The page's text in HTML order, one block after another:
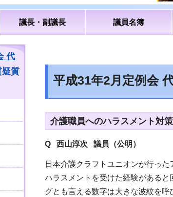
議長・副議長 議員名簿
代
疑質
平成31年2月定例会
介護職員へのハラスメント対策
Q 西山淳次 議員（公明 ）
日本介護クラフトユニオンが行っ
ハラスメントを受けた経験がある
グとも言える数字は大きな波紋を